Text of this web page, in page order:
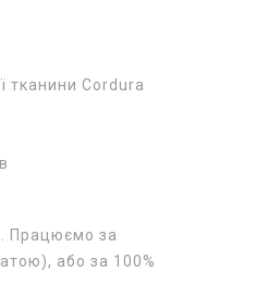
тканини Cordura
Працюємо за
або за 100%